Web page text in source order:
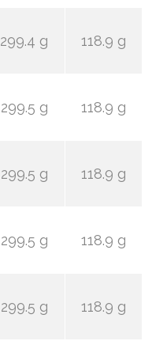
299.4 g 118.9 g
299.5 g 118.9 g
299.5 g 118.9 g
299.5 g 118.9 g
299.5 g 118.9 g